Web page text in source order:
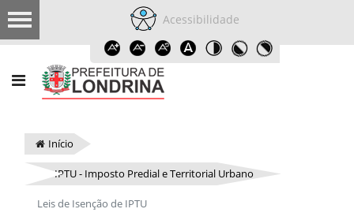
Acessibilidade
Início
IPTU - Imposto Predial e Territorial Urbano
Leis de Isenção de IPTU